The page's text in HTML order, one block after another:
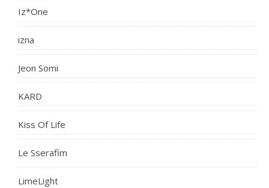
Iz*One
izna
Jeon Somi
KARD
Kiss Of Life
Le Sserafim
LimeLight